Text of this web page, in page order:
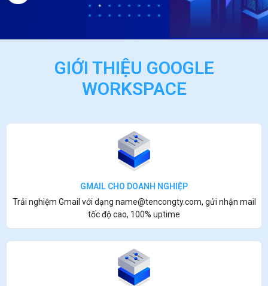
GIỚI THIỆU GOOGLE
WORKSPACE
GMAIL CHO DOANH NGHIỆP
Trải nghiệm Gmail với dạng name@tencongty.com, gửi nhận mail
tốc độ cao, 100% uptime